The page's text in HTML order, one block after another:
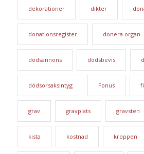
dekorationer dikter
donationsregister donera organ
dödsannons dödsbevis
dödsorsaksintyg Fonus
grav gravplats gravsten
kista kostnad kroppen